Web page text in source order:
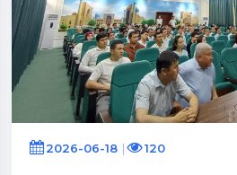
2026-06-18 120